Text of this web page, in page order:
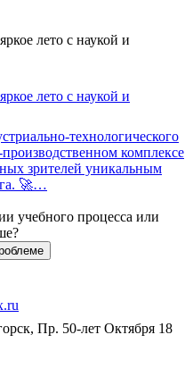
лето с наукой и
лето с наукой и
технологического
комплексе
зрителей уникальным
🚀…
учебного процесса или
Пр. 50-лет Октября 18